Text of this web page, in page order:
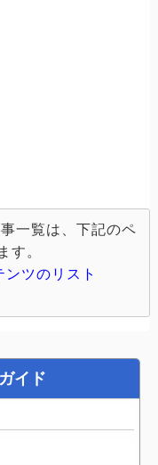
一覧は、下記のペ
す。
ツのリスト
イド